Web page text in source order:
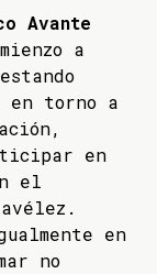
Avante
a
torno a
en
el
en
no